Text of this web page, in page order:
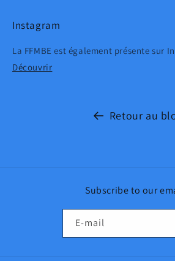
Instagram
La FFMBE est également présente sur
Découvrir
Retour au
Subscribe to our
E-mail